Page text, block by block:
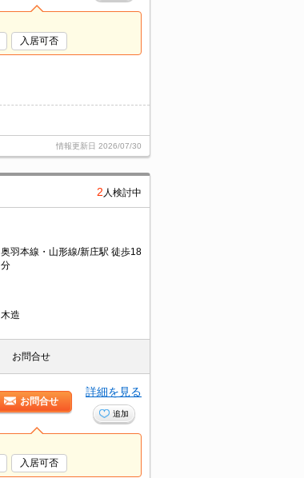
入居可否
情報更新日 2026/07/30
2 人検討中
奥羽本線・山形線/新庄駅 徒歩18
分
木造
お問合せ
お問合せ
詳細を見る
追加
入居可否